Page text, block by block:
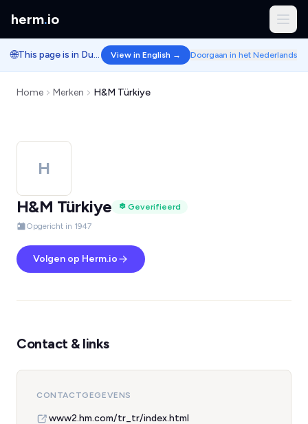
herm.io
🌐 This page is in Dutch. View in English → Doorgaan in het Nederlands
Home Merken H&M Türkiye
H
H&M Türkiye
Geverifieerd
Opgericht in 1947
Volgen op Herm.io
Contact & links
CONTACTGEGEVENS
www2.hm.com/tr_tr/index.html